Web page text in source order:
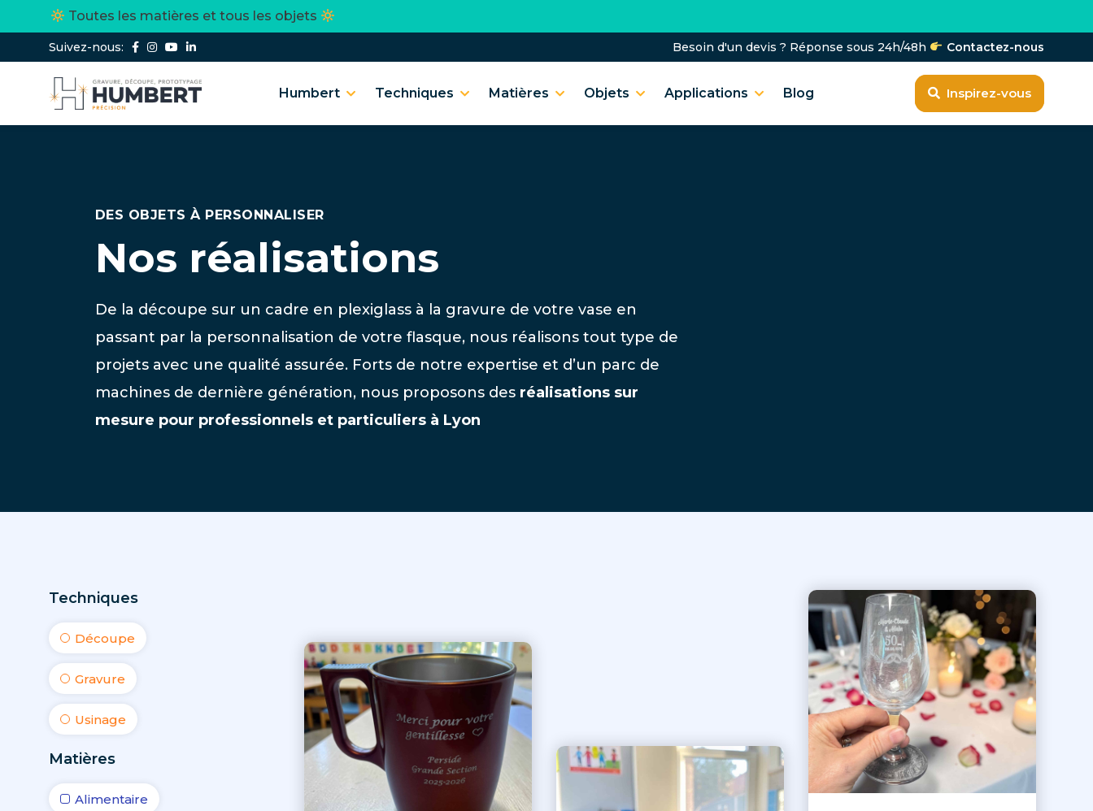
Toutes les matières et tous les objets
Suivez-nous: Besoin d'un devis ? Réponse sous 24h/48h Contactez-nous
Humbert Techniques Matières Objets Applications Blog Inspirez-vous
DES OBJETS À PERSONNALISER
Nos réalisations
De la découpe sur un cadre en plexiglass à la gravure de votre vase en
passant par la personnalisation de votre flasque, nous réalisons tout type de
projets avec une qualité assurée. Forts de notre expertise et d’un parc de
machines de dernière génération, nous proposons des réalisations sur
mesure pour professionnels et particuliers à Lyon
Techniques
Découpe
Gravure
Usinage
Matières
Alimentaire